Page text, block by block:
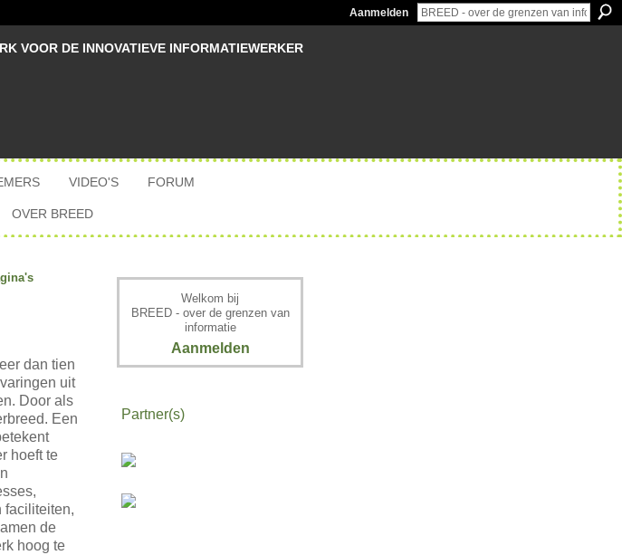
Aanmelden
VOOR DE INNOVATIEVE INFORMATIEWERKER
VIDEO'S FORUM
OVER BREED
dan tien
uit
Door als
Een
hoeft te
faciliteiten,
de
hoog te
Welkom bij
BREED - over de grenzen van
informatie
Aanmelden
Partner(s)